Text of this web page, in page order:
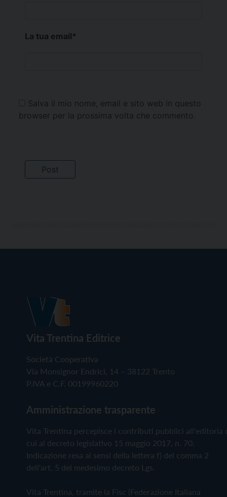
La tua email*
Salva il mio nome, email e sito web in questo
browser per la prossima volta che commento.
Vita Trentina Editrice
Società Cooperativa
Via Monsignor Endrici, 14 – 38122 Trento
P.IVA e C.F. 00199960220
Amministrazione trasparente
Vita Trentina percepisce i contributi pubblici all'editoria
cui al decreto legislativo 15 maggio 2017, n. 70.
Indicazione resa ai sensi della lettera f) del comma 2
dell'art. 5 del medesimo decreto Lgs.
Vita Trentina, tramite la Fisc (Federazione Italiana